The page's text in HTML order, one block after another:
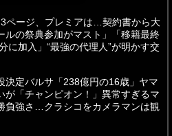
ページ、プレミアは…契約書から大
ルの祭典参加がマスト」「移籍最終
に加入」“最強の代理人”が明かす交
決定バルサ「238億円の16歳」ヤマ
が「チャンピオン！」異常すぎるマ
負強さ…クラシコをカメラマンは観